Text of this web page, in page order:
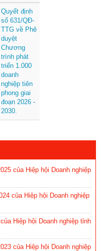
Quyết định
số 631/QĐ-
TTG về Phê
duyệt
Chương
trình phát
triển 1.000
doanh
nghiệp tiên
phong giai
đoạn 2026 -
2030.
của Hiệp hội Doanh nghiệp
của Hiệp hội Doanh nghiệp
Hiệp hội Doanh nghiệp tỉnh
của Hiệp hội Doanh nghiệp